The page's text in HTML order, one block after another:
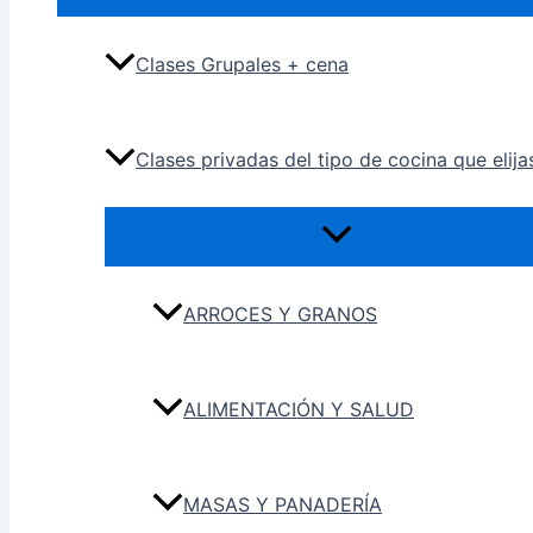
Clases Grupales + cena
Clases privadas del tipo de cocina que
ARROCES Y GRANOS
ALIMENTACIÓN Y SALUD
MASAS Y PANADERÍA